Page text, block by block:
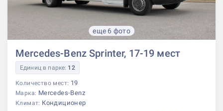
еще 6 фото
Mercedes-Benz Sprinter, 17-19 мест
Единиц в парке: 12
Количество мест: 19
Марка: Mercedes-Benz
Климат: Кондиционер